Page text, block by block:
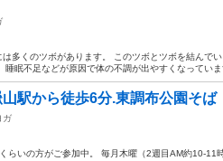
多くのツボがあります。 このツボとツボを結んで
眠不足などが原因で体の不調が出やすくなっていま
駅から徒歩6分.東調布公園そば
ガ
らいの方がご参加中。 毎月木曜（2週目AM約10-